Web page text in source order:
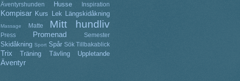
Äventyrshunden
Husse Inspiration
Kompisar Kurs Lek Längskidåkning
Massage Matte Mitt hundliv
Press Promenad Semester
Skidåkning Sport Spår Sök Tillbakablick
Trix Träning Tävling Uppletande
Äventyr